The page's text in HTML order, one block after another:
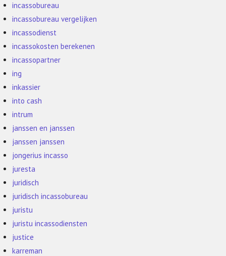
incassobureau
incassobureau vergelijken
incassodienst
incassokosten berekenen
incassopartner
ing
inkassier
into cash
intrum
janssen en janssen
janssen janssen
jongerius incasso
juresta
juridisch
juridisch incassobureau
juristu
juristu incassodiensten
justice
karreman